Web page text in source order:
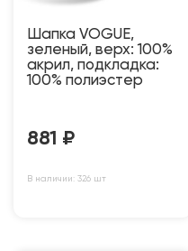
Шапка VOGUE,
зеленый, верх: 100%
акрил, подкладка:
100% полиэстер
881 ₽
В наличии: 326 шт